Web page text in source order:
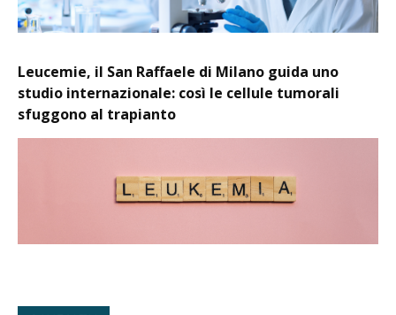
Leucemie, il San Raffaele di Milano guida uno
studio internazionale: così le cellule tumorali
sfuggono al trapianto